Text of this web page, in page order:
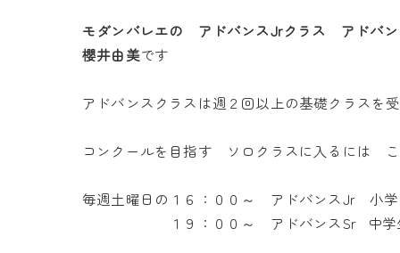
モダンバレエの アドバンスJrクラス アドバ
櫻井由美です
アドバンスクラスは週２回以上の基礎クラスを
コンクールを目指す ソロクラスに入るには
毎週土曜日の１６：００～ アドバンスJr 小学
１９：００～ アドバンスSr 中学生